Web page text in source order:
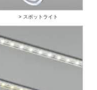
> スポットライト